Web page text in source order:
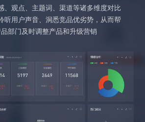
、观点、主题词、渠道等诸多维度对比
听用户声音、洞悉竞品优劣势，从而帮
部门及时调整产品和升级营销